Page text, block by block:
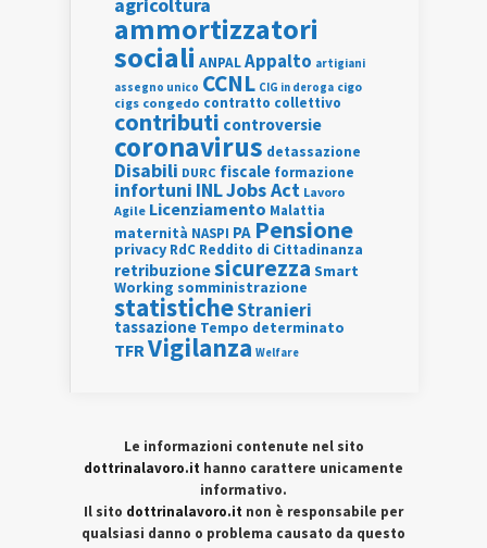
ammortizzatori
sociali ANPALAppalto artigiani
assegno unico CCNL CIG in deroga cigo
cigs congedo contratto collettivo
contributi controversie
coronavirus detassazione
Disabili DURC fiscale formazione
infortuni INLJobs Act Lavoro
Agile Licenziamento Malattia
maternità NASPI PA Pensione
privacy RdC Reddito di Cittadinanza
retribuzionesicurezza Smart
Working somministrazione
statisticheStranieri
tassazione Tempo determinato
TFRVigilanza Welfare
Le informazioni contenute nel sito
dottrinalavoro.it hanno carattere unicamente
informativo.
Il sito dottrinalavoro.it non è responsabile per
qualsiasi danno o problema causato da questo